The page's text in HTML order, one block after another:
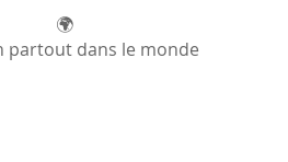
🌍
partout dans le monde